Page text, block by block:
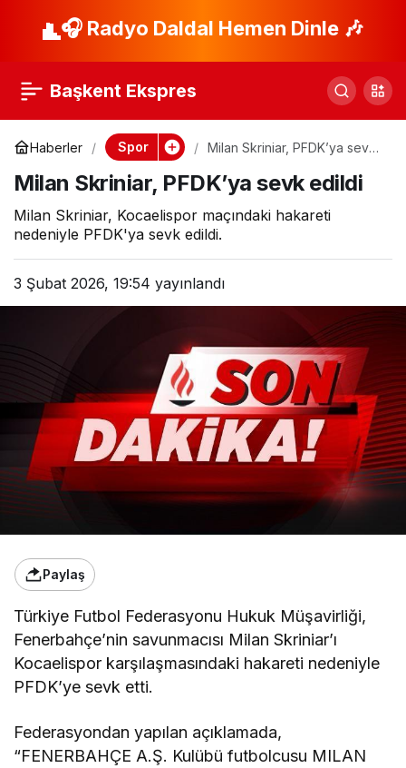
🎧 Radyo Daldal Hemen Dinle 🎶
Başkent Ekspres
Haberler Spor
Milan Skriniar, PFDK’ya sevk
Milan Skriniar, PFDK’ya sevk edildi
Milan Skriniar, Kocaelispor maçındaki hakareti
nedeniyle PFDK'ya sevk edildi.
3 Şubat 2026, 19:54 yayınlandı
Paylaş
Türkiye Futbol Federasyonu Hukuk Müşavirliği,
Fenerbahçe’nin savunmacısı Milan Skriniar’ı
Kocaelispor karşılaşmasındaki hakareti nedeniyle
PFDK’ye sevk etti.
Federasyondan yapılan açıklamada,
“FENERBAHÇE A.Ş. Kulübü futbolcusu MILAN
Galatasaray’dan bir
Nhaga’da mutlu son
Paylaş